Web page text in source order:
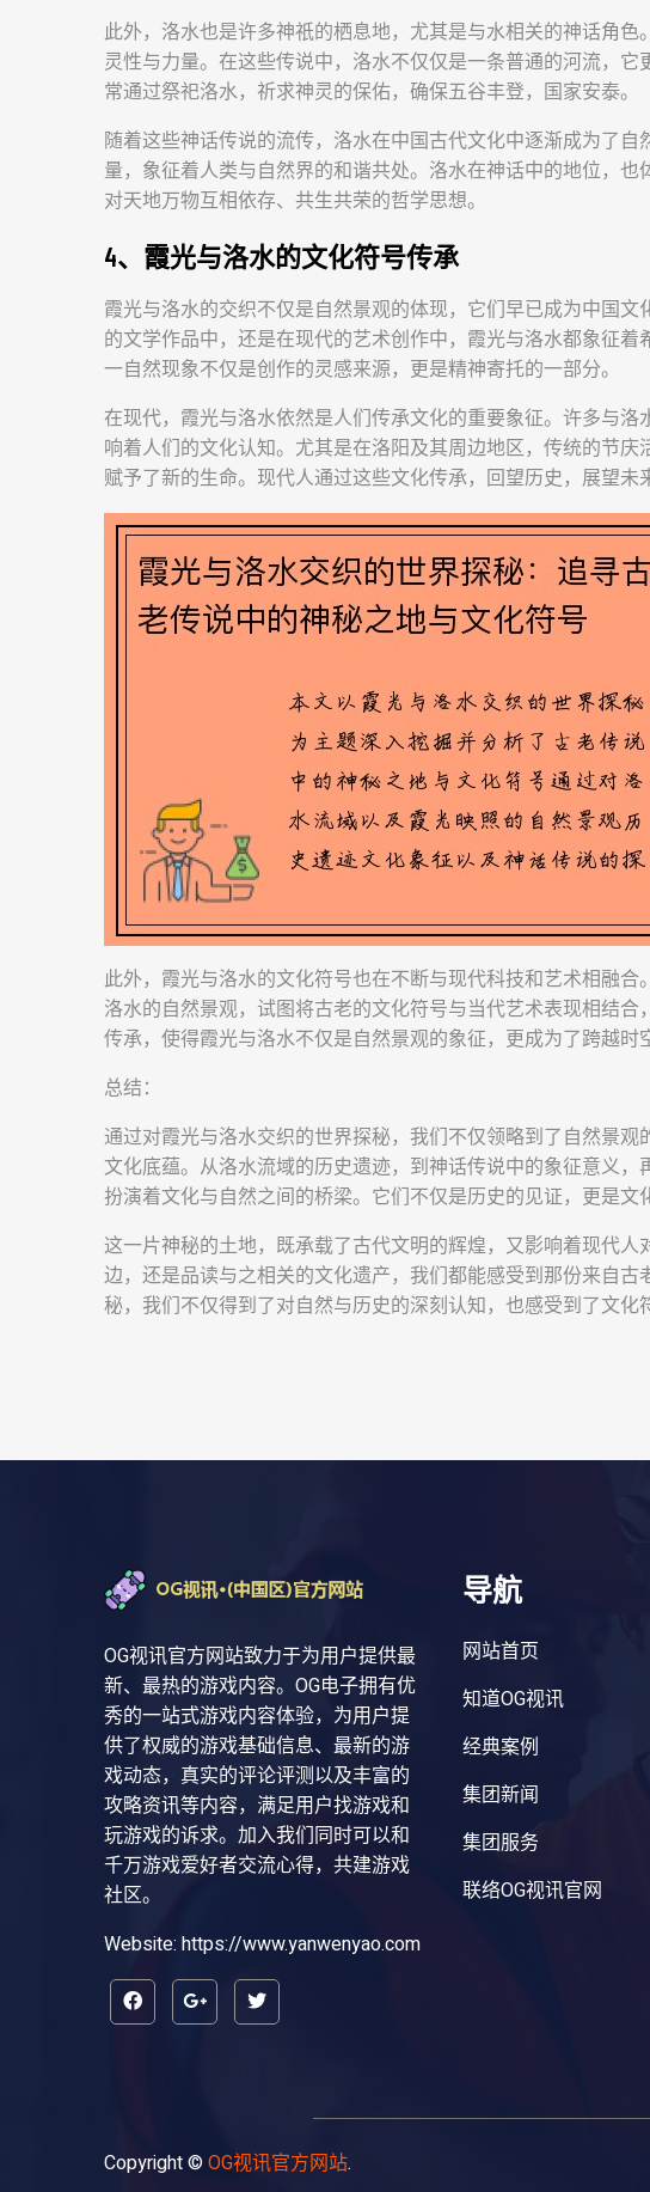
此外，洛水也是许多神祇的栖息地，尤其是与水相关的神话角
灵性与力量。在这些传说中，洛水不仅仅是一条普通的河流，
常通过祭祀洛水，祈求神灵的保佑，确保五谷丰登，国家安泰。
随着这些神话传说的流传，洛水在中国古代文化中逐渐成为了
量，象征着人类与自然界的和谐共处。洛水在神话中的地位，
对天地万物互相依存、共生共荣的哲学思想。
4、霞光与洛水的文化符号传承
霞光与洛水的交织不仅是自然景观的体现，它们早已成为中国
的文学作品中，还是在现代的艺术创作中，霞光与洛水都象征
一自然现象不仅是创作的灵感来源，更是精神寄托的一部分。
在现代，霞光与洛水依然是人们传承文化的重要象征。许多与
响着人们的文化认知。尤其是在洛阳及其周边地区，传统的节
赋予了新的生命。现代人通过这些文化传承，回望历史，展望未
此外，霞光与洛水的文化符号也在不断与现代科技和艺术相融
洛水的自然景观，试图将古老的文化符号与当代艺术表现相结
传承，使得霞光与洛水不仅是自然景观的象征，更成为了跨越时
总结：
通过对霞光与洛水交织的世界探秘，我们不仅领略到了自然景
文化底蕴。从洛水流域的历史遗迹，到神话传说中的象征意义
扮演着文化与自然之间的桥梁。它们不仅是历史的见证，更是文
这一片神秘的土地，既承载了古代文明的辉煌，又影响着现代
边，还是品读与之相关的文化遗产，我们都能感受到那份来自
秘，我们不仅得到了对自然与历史的深刻认知，也感受到了文化
OG视讯官方网站致力于为用户提供最
新、最热的游戏内容。OG电子拥有优
秀的一站式游戏内容体验，为用户提
供了权威的游戏基础信息、最新的游
戏动态，真实的评论评测以及丰富的
攻略资讯等内容，满足用户找游戏和
玩游戏的诉求。加入我们同时可以和
千万游戏爱好者交流心得，共建游戏
社区。
Website: https://www.yanwenyao.com
导航
网站首页
知道OG视讯
经典案例
集团新闻
集团服务
联络OG视讯官网
Copyright © OG视讯官方网站.